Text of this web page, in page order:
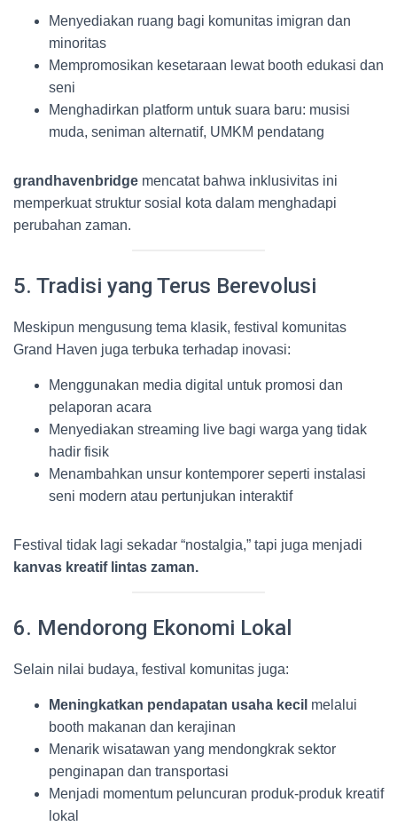
Menyediakan ruang bagi komunitas imigran dan
minoritas
Mempromosikan kesetaraan lewat booth edukasi dan
seni
Menghadirkan platform untuk suara baru: musisi
muda, seniman alternatif, UMKM pendatang
grandhavenbridge mencatat bahwa inklusivitas ini
memperkuat struktur sosial kota dalam menghadapi
perubahan zaman.
5. Tradisi yang Terus Berevolusi
Meskipun mengusung tema klasik, festival komunitas
Grand Haven juga terbuka terhadap inovasi:
Menggunakan media digital untuk promosi dan
pelaporan acara
Menyediakan streaming live bagi warga yang tidak
hadir fisik
Menambahkan unsur kontemporer seperti instalasi
seni modern atau pertunjukan interaktif
Festival tidak lagi sekadar “nostalgia,” tapi juga menjadi
kanvas kreatif lintas zaman.
6. Mendorong Ekonomi Lokal
Selain nilai budaya, festival komunitas juga:
Meningkatkan pendapatan usaha kecil melalui
booth makanan dan kerajinan
Menarik wisatawan yang mendongkrak sektor
penginapan dan transportasi
Menjadi momentum peluncuran produk-produk kreatif
lokal